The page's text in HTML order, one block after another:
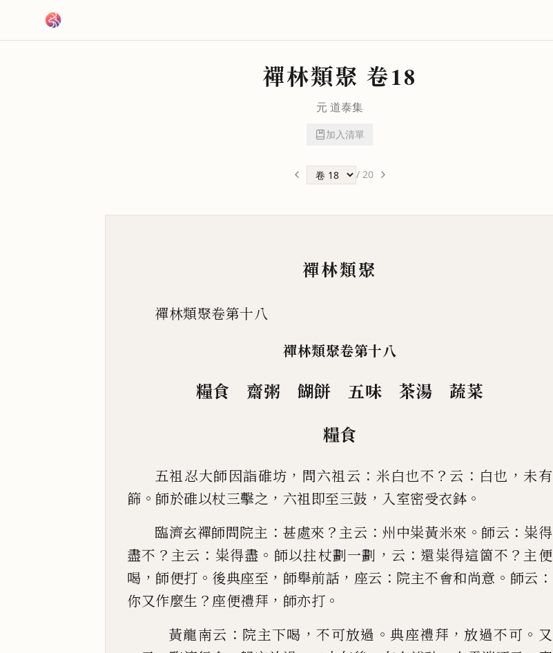
禪林類聚 卷18
元 道泰集
加入清單
/ 20
禪林類聚
禪林類聚卷第十八
禪林類聚卷第十八
糧食 齋粥 餬餅 五味 茶湯 蔬菜
糧食
五祖忍大師因詣碓坊 ， 問六祖云 ： 米白也不 ？ 云 ： 白也 ， 未有
篩 。 師於碓以杖三擊之 ， 六祖即至三鼓 ， 入室密受衣鉢 。
臨濟玄禪師問院主 ： 甚處來 ？ 主云 ： 州中粜黃米來 。 師云 ： 粜得
盡不 ？ 主云 ： 粜得盡 。 師以拄杖劃一劃 ， 云 ： 還粜得這箇不 ？ 主便
喝 ， 師便打 。 後典座至 ， 師舉前話 ， 座云 ： 院主不會和尚意 。 師云 ：
你又作麼生 ？ 座便禮拜 ， 師亦打 。
黃龍南云 ： 院主下喝 ，不可放過 。典座禮拜 ，放過不可 。 又